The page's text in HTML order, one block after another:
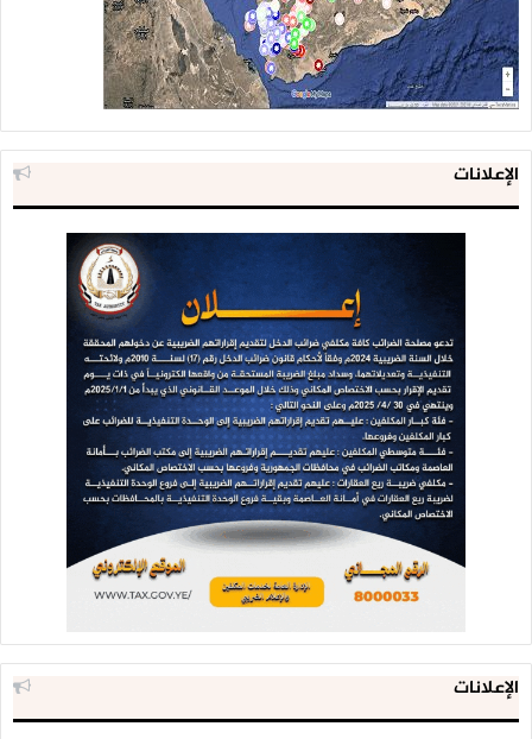
الإعلانات
الإعلانات